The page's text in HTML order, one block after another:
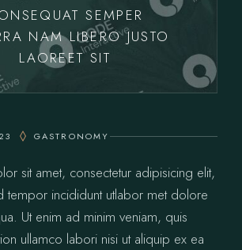
SEMPER
NAM LIBERO JUSTO
LAOREET SIT
GASTRONOMY
sit amet, consectetur adipisicing elit,
tempor incididunt utlabor met dolore
Ut enim ad minim veniam, quis
ullamco labori nisi ut aliquip ex ea